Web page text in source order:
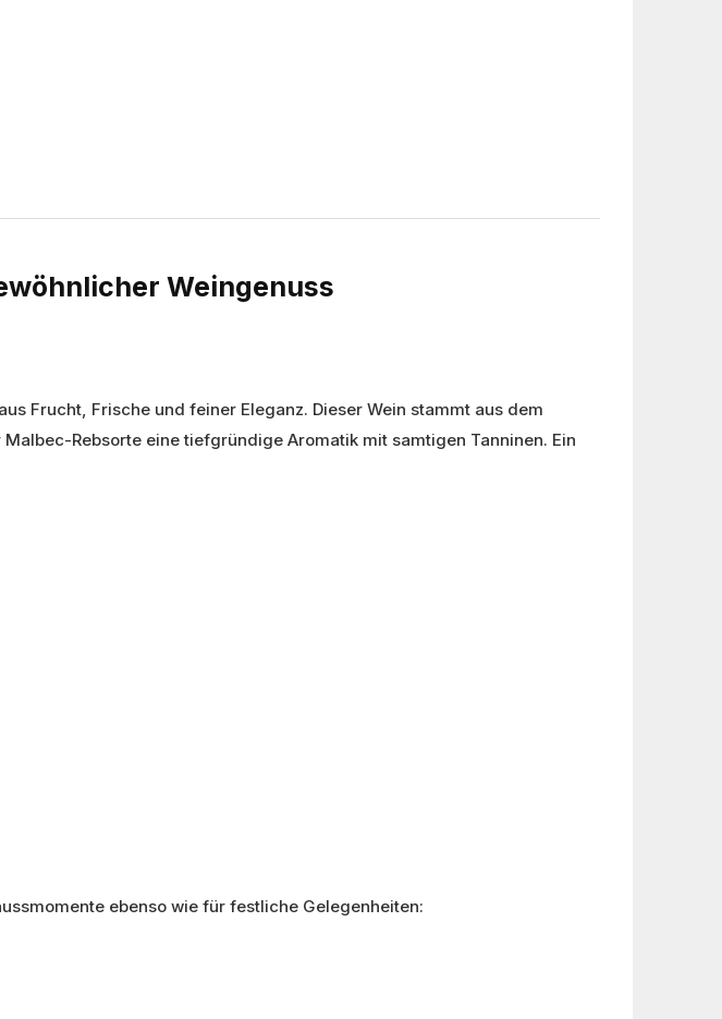
Weingenuss
Frucht, Frische und feiner Eleganz. Dieser Wein stammt aus dem
Rebsorte eine tiefgründige Aromatik mit samtigen Tanninen. Ein
ebenso wie für festliche Gelegenheiten: